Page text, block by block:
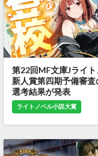
第22回MF文庫Jライ
新人賞第四期予備審査
選考結果が発表
ライトノベル小説大賞